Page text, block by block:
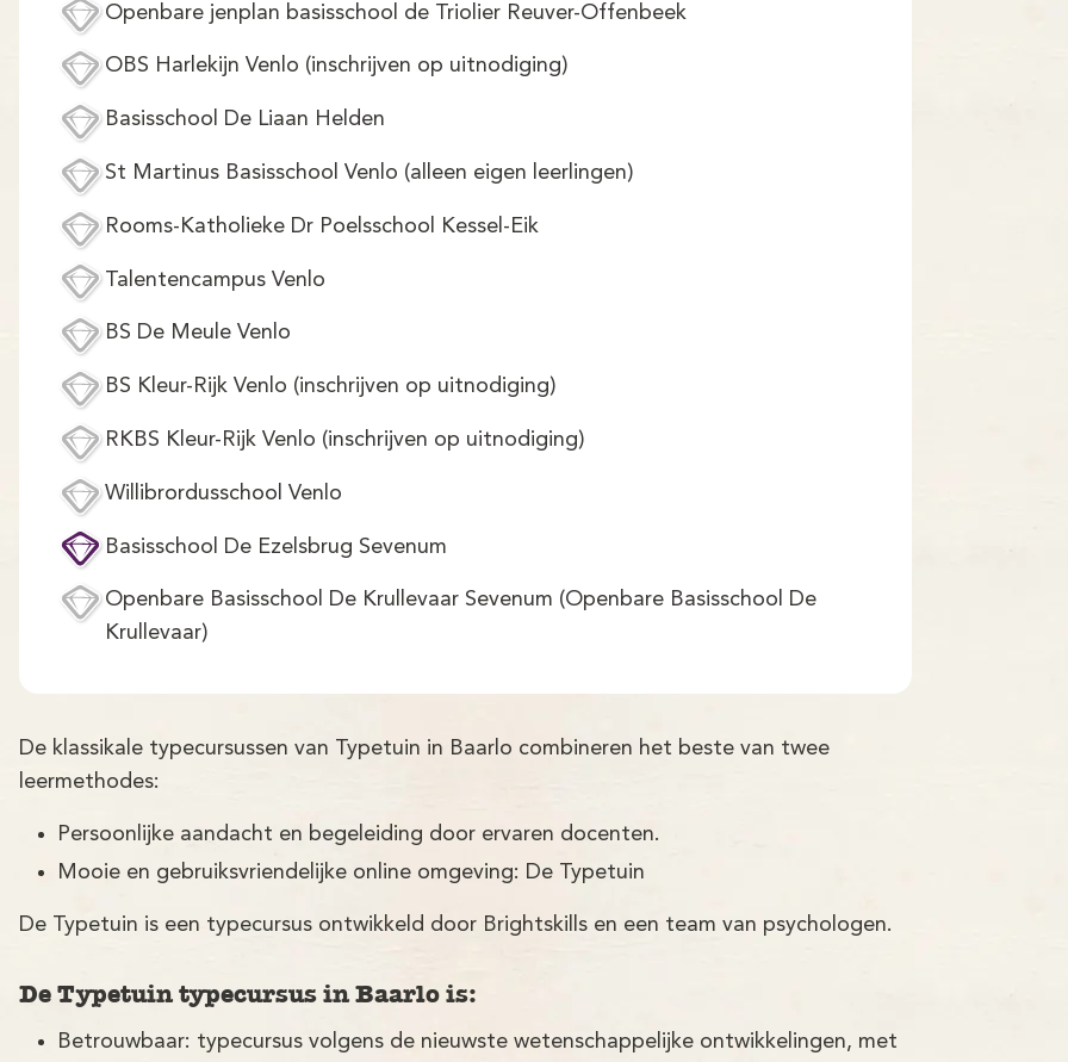
Openbare jenplan basisschool de Triolier Reuver-Offenbeek
OBS Harlekijn Venlo (inschrijven op uitnodiging)
Basisschool De Liaan Helden
St Martinus Basisschool Venlo (alleen eigen leerlingen)
Rooms-Katholieke Dr Poelsschool Kessel-Eik
Talentencampus Venlo
BS De Meule Venlo
BS Kleur-Rijk Venlo (inschrijven op uitnodiging)
RKBS Kleur-Rijk Venlo (inschrijven op uitnodiging)
Willibrordusschool Venlo
Basisschool De Ezelsbrug Sevenum
Openbare Basisschool De Krullevaar Sevenum (Openbare Basisschool De
Krullevaar)
De klassikale typecursussen van Typetuin in Baarlo combineren het beste van twee
leermethodes:
Persoonlijke aandacht en begeleiding door ervaren docenten.
Mooie en gebruiksvriendelijke online omgeving: De Typetuin
De Typetuin is een typecursus ontwikkeld door Brightskills en een team van psychologen.
De Typetuin typecursus in Baarlo is:
Betrouwbaar: typecursus volgens de nieuwste wetenschappelijke ontwikkelingen, met